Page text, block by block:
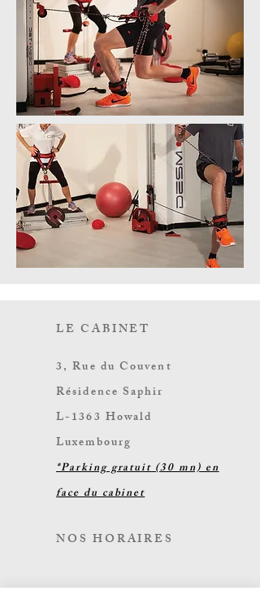
LE CABINET
3, Rue du Couvent
Résidence Saphir
L-1363 Howald
Luxembourg
*Parking gratuit (30 mn) en
face du cabinet
NOS HORAIRES